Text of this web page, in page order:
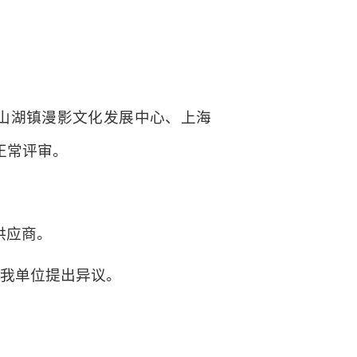
湖镇漫影文化发展中心、上海
评审。
商。
单位提出异议。